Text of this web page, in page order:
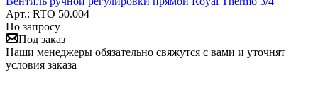
Арт.: RTO 50.004
По запросу
Под заказ
Наши менеджеры обязательно свяжутся с вами и уточнят
условия заказа